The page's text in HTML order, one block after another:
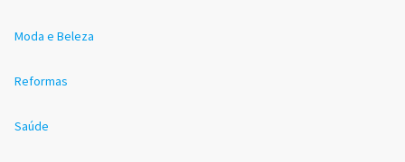
Moda e Beleza
Reformas
Saúde